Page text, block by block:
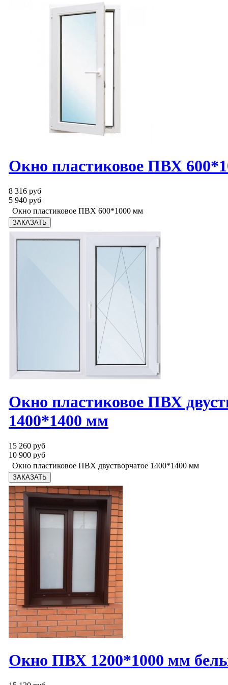
Окно пластиковое ПВХ
8 316 руб
5 940 руб
Окно пластиковое ПВХ 600*1000 мм
Окно пластиковое ПВХ
1400*1400 мм
15 260 руб
10 900 руб
Окно пластиковое ПВХ двустворчатое 1400*1400 мм
Окно ПВХ 1200*1000 мм